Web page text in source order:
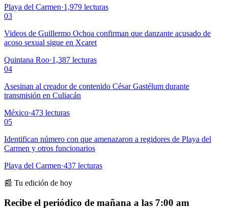
Playa del Carmen·1,979 lecturas
03
Videos de Guillermo Ochoa confirman que danzante acusado de
acoso sexual sigue en Xcaret
Quintana Roo·1,387 lecturas
04
Asesinan al creador de contenido César Gastélum durante
transmisión en Culiacán
México·473 lecturas
05
Identifican número con que amenazaron a regidores de Playa del
Carmen y otros funcionarios
Playa del Carmen·437 lecturas
📰 Tu edición de hoy
Recibe el periódico de mañana a las 7:00 am